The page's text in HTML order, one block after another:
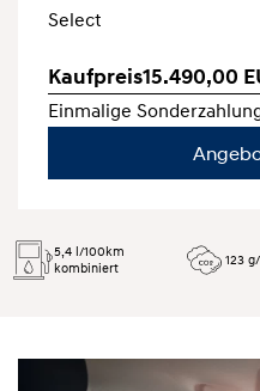
Select
Kaufpreis15.490,00
Einmalige
5,4 l/100km
kombiniert
123